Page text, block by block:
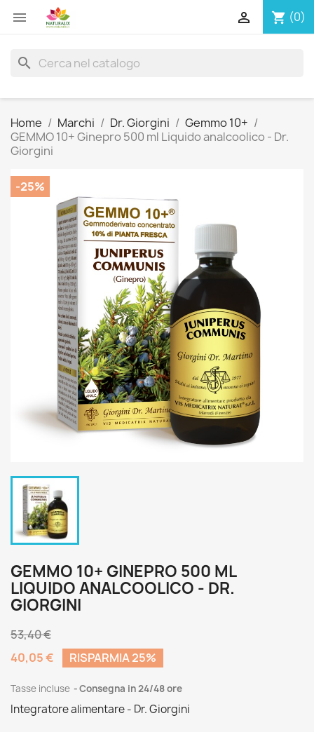
 shopping_cart (0)

search
Home Marchi Dr. Giorgini
Gemmo 10+
GEMMO 10+ Ginepro 500 ml Liquido analcoolico - Dr.
Giorgini
-25%
GEMMO 10+ GINEPRO 500 ML
LIQUIDO ANALCOOLICO - DR.
GIORGINI
53,40 €
40,05 €
RISPARMIA 25%
Tasse incluse Consegna in 24/48 ore
Integratore alimentare - Dr. Giorgini